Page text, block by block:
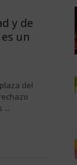
y de
un
del
...